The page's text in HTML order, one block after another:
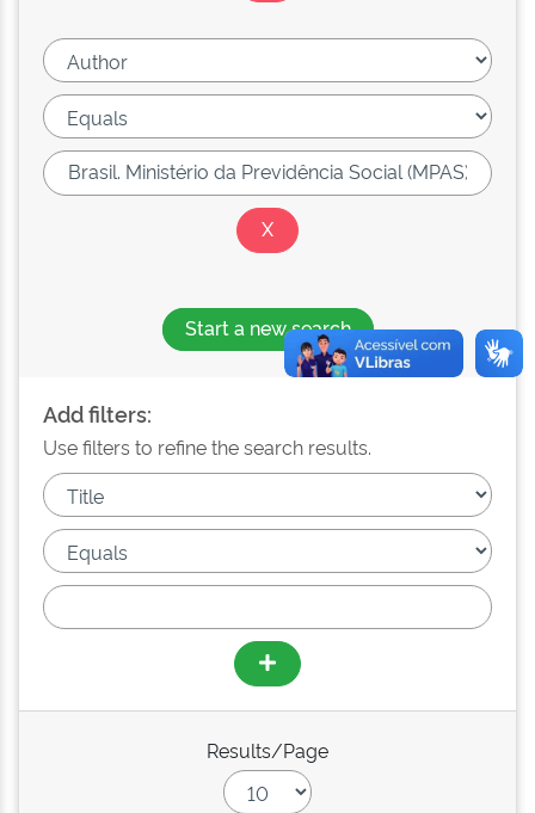
Start a new search
Add filters:
Use filters to refine the search results.
Results/Page